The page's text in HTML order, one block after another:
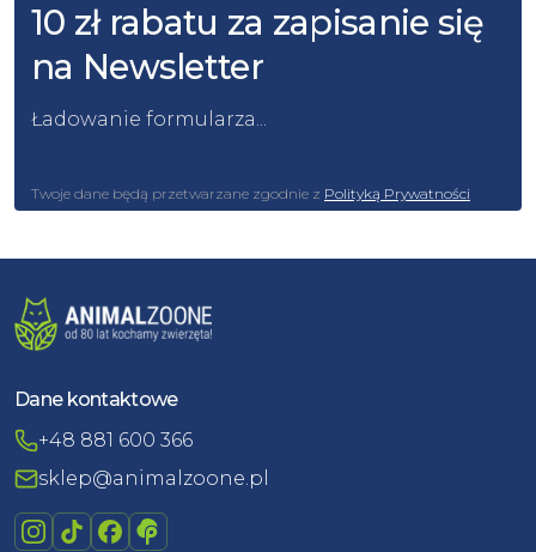
10 zł rabatu za zapisanie się
na Newsletter
Ładowanie formularza...
Twoje dane będą przetwarzane zgodnie z Polityką Prywatności
Dane kontaktowe
+48 881 600 366
sklep@animalzoone.pl